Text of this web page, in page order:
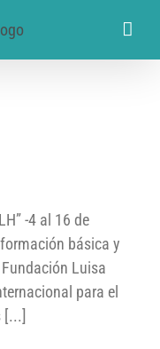
-4 al 16 de
básica y
Luisa
para el
[...]